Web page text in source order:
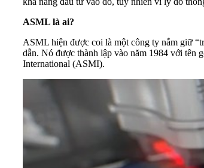
ASML là ai?
ASML hiện được coi là một công ty nắm giữ
dẫn. Nó được thành lập vào năm 1984 với tên
International (ASMI).